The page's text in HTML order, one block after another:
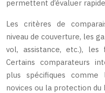
permettent d’évaluer
Les critères de
niveau de couverture, les
vol, assistance, etc.),
Certains comparateurs
plus spécifiques comme
novices ou la protection du